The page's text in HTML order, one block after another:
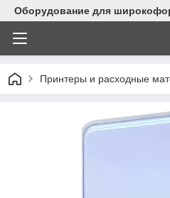
Оборудование для
Принтеры и расходные